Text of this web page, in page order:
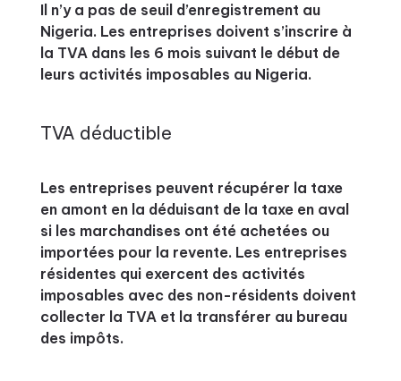
Il n’y a pas de seuil d’enregistrement au
Nigeria. Les entreprises doivent s’inscrire à
la TVA dans les 6 mois suivant le début de
leurs activités imposables au Nigeria.
TVA déductible
Les entreprises peuvent récupérer la taxe
en amont en la déduisant de la taxe en aval
si les marchandises ont été achetées ou
importées pour la revente. Les entreprises
résidentes qui exercent des activités
imposables avec des non-résidents doivent
collecter la TVA et la transférer au bureau
des impôts.